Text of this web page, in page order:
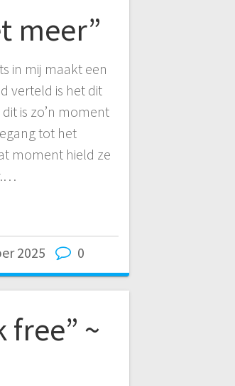
meer”
in mij maakt een
verteld is het dit
is zo’n moment
tot het
moment hield ze
2025 0
free” ~